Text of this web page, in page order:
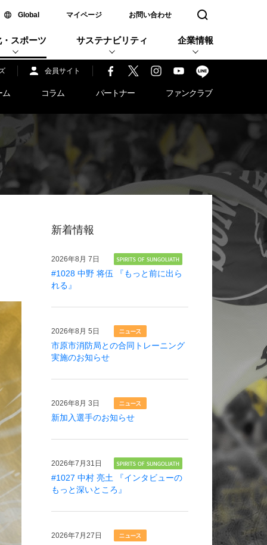
Global新しいウィンドウで開く
マイページ お問い合わせ 検索窓を開く
スポーツ サステナビリティ 企業情報
会員サイト
ム コラム パートナー ファンクラブ
新着情報
2026年8月 7日
#1028 中野 将伍 『もっと前に出ら
れる』
2026年8月 5日
市原市消防局との合同トレーニング
実施のお知らせ
2026年8月 3日
新加入選手のお知らせ
2026年7月31日
#1027 中村 亮土 『インタビューの
もっと深いところ』
2026年7月27日